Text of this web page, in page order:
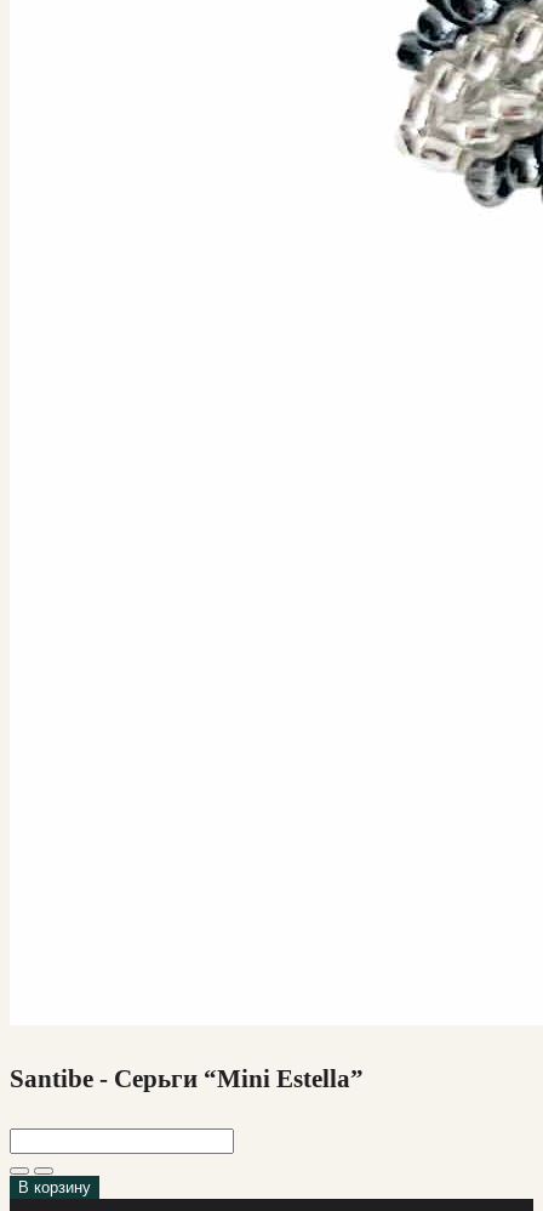
Santibe - Серьги “Mini Estella”
В корзину